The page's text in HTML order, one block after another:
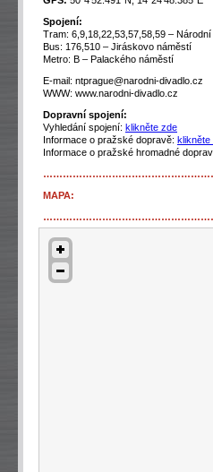
Spojení:
Tram: 6,9,18,22,53,57,58,59 – Národní
Bus: 176,510 – Jiráskovo náměstí
Metro: B – Palackého náměstí
E-mail: ntprague@narodni-divadlo.cz
WWW: www.narodni-divadlo.cz
Dopravní spojení:
Vyhledání spojení: klikněte zde
Informace o pražské dopravě: klikněte
Informace o pražské hromadné
MAPA: